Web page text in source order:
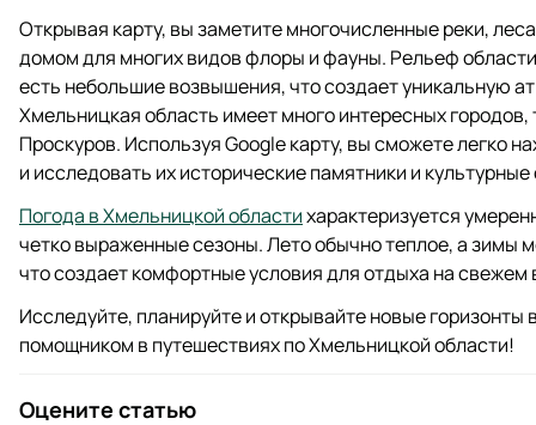
Открывая карту, вы заметите многочисленные реки,
домом для многих видов флоры и фауны. Рельеф
есть небольшие возвышения, что создает уникальную
Хмельницкая область имеет много интересных
Проскуров. Используя Google карту, вы сможете легко
и исследовать их исторические памятники и
Погода в Хмельницкой областихарактеризуется
четко выраженные сезоны. Лето обычно теплое, а зимы
что создает комфортные условия для отдыха на свежем
Исследуйте, планируйте и открывайте новые
помощником в путешествиях по Хмельницкой области!
Оцените статью